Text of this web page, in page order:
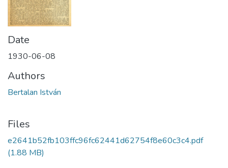
Date
1930-06-08
Authors
Bertalan István
Files
e2641b52fb103ffc96fc62441d62754f8e60c3c4.pdf
(1.88 MB)